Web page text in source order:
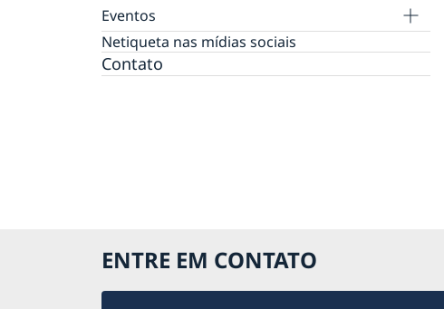
Eventos
Mostra de Cinema Nórdico no CCBB
Semanas de Inovação Suécia-Brasil 2021:
cocriando o futuro
Webinar Pré-Embarque Novos Estudantes na
Webinar Saúde Mental em Tempos de
Netiqueta nas mídias sociais
Contato
ENTRE EM CONTATO